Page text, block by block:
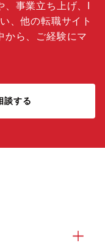
事業立ち上げ、I
、他の転職サイト
から、ご経験にマ
談する